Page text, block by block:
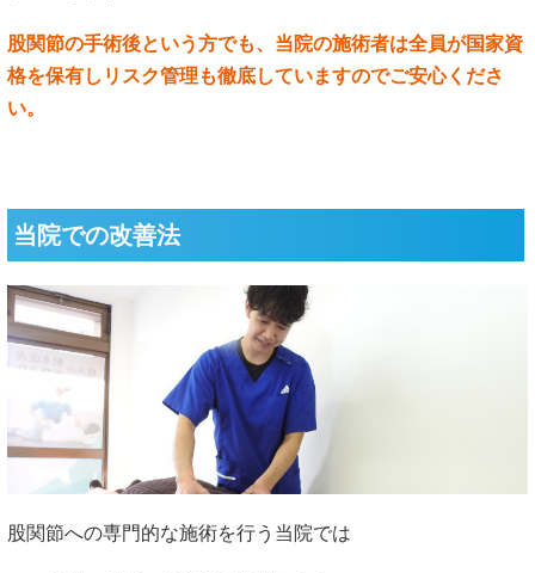
股関節の手術後という方でも、当院の施術者は全員が国家資
格を保有しリスク管理も徹底していますのでご安心くださ
い。
当院での改善法
股関節への専門的な施術を行う当院では